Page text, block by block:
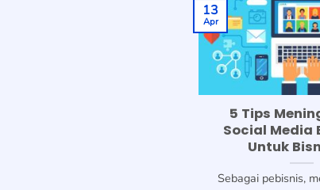
5 Tips
Social Media
Untuk
Sebagai pebisnis,
13
Apr